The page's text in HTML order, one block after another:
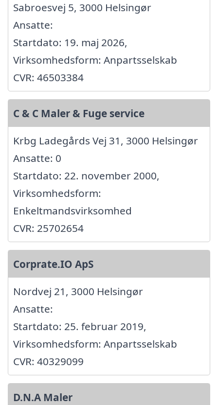
Sabroesvej 5, 3000 Helsingør
Ansatte:
Startdato: 19. maj 2026,
Virksomhedsform: Anpartsselskab
CVR: 46503384
C & C Maler & Fuge service
Krbg Ladegårds Vej 31, 3000 Helsingør
Ansatte: 0
Startdato: 22. november 2000,
Virksomhedsform:
Enkeltmandsvirksomhed
CVR: 25702654
Corprate.IO ApS
Nordvej 21, 3000 Helsingør
Ansatte:
Startdato: 25. februar 2019,
Virksomhedsform: Anpartsselskab
CVR: 40329099
D.N.A Maler